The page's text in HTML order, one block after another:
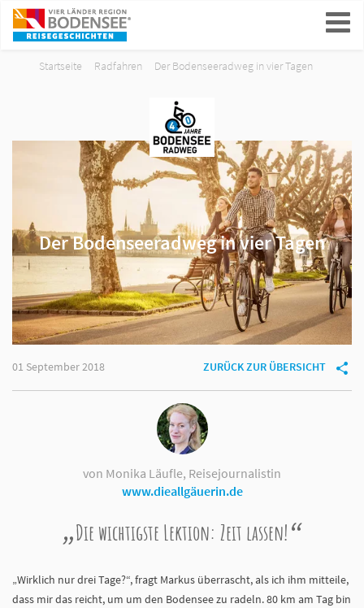
ein-/ausblenden
Startseite Radfahren Der Bodenseeradweg in vier Tagen
Der Bodenseeradweg in vier Tagen
01 September 2018 ZURÜCK ZUR ÜBERSICHT
von Monika Läufle, Reisejournalistin
www.dieallgäuerin.de
Die wichtigste Lektion: Zeit lassen!
„Wirklich nur drei Tage?“, fragt Markus überrascht, als ich ihm mitteile,
dass mir das reicht, um um den Bodensee zu radeln. 80 km am Tag bin